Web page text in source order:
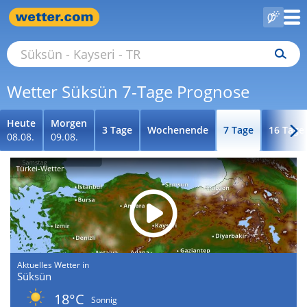
Wetter Süksün 7-Tage Prognose
Heute
08.08.
Morgen
09.08.
3 Tage Wochenende 7 Tage 16 Tage
Türkei-Wetter
Aktuelles Wetter in
Süksün
18°C
Sonnig